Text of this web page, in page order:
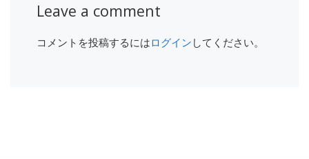
Leave a comment
コメントを投稿するにはログイン してください。